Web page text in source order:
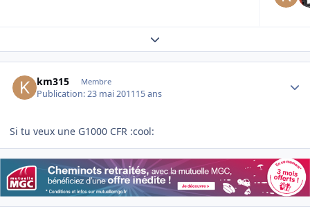
Expand topic overview
km315 Membre
Publication:23 mai 201115 ans
Si tu veux une G1000 CFR :cool: